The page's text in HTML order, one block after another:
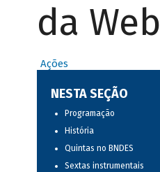
da Web
Ações
NESTA SEÇÃO
Programação
História
Quintas no BNDES
Sextas instrumentais